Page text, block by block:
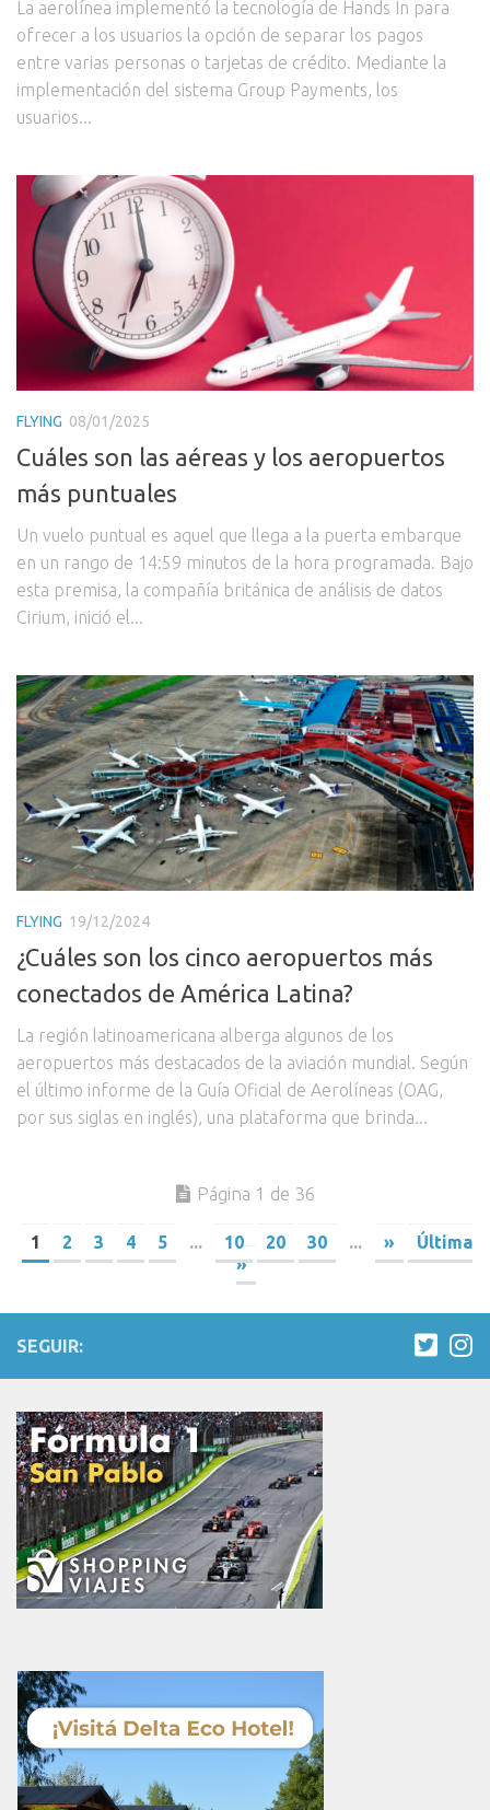
La aerolínea implementó la tecnología de Hands In para
ofrecer a los usuarios la opción de separar los pagos
entre varias personas o tarjetas de crédito. Mediante la
implementación del sistema Group Payments, los
usuarios...
FLYING 08/01/2025
Cuáles son las aéreas y los aeropuertos
más puntuales
Un vuelo puntual es aquel que llega a la puerta embarque
en un rango de 14:59 minutos de la hora programada. Bajo
esta premisa, la compañía británica de análisis de datos
Cirium, inició el...
FLYING 19/12/2024
¿Cuáles son los cinco aeropuertos más
conectados de América Latina?
La región latinoamericana alberga algunos de los
aeropuertos más destacados de la aviación mundial. Según
el último informe de la Guía Oficial de Aerolíneas (OAG,
por sus siglas en inglés), una plataforma que brinda...
Página 1 de 36
1 2 3 4 5 ... 10 20 30 ... »
Última
»
SEGUIR: